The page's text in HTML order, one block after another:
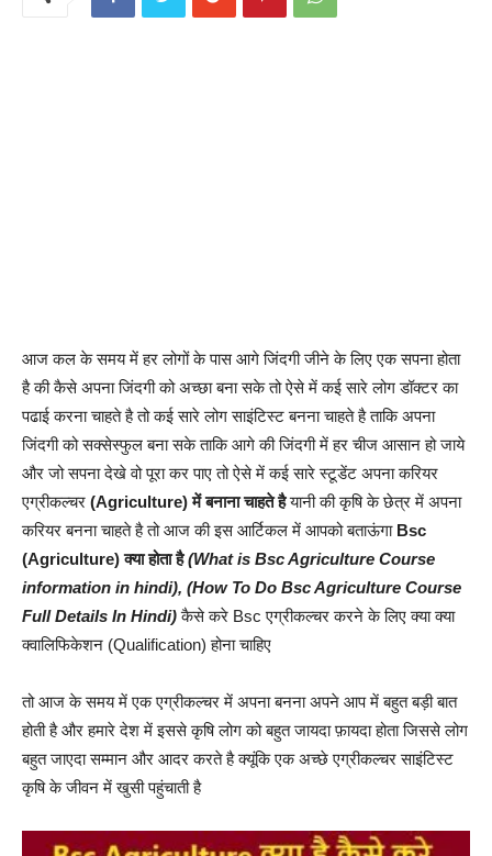
आज कल के समय में हर लोगों के पास आगे जिंदगी जीने के लिए एक सपना होता
है की कैसे अपना जिंदगी को अच्छा बना सके तो ऐसे में कई सारे लोग डॉक्टर का
पढाई करना चाहते है तो कई सारे लोग साइंटिस्ट बनना चाहते है ताकि अपना
जिंदगी को सक्सेस्फुल बना सके ताकि आगे की जिंदगी में हर चीज आसान हो जाये
और जो सपना देखे वो पूरा कर पाए तो ऐसे में कई सारे स्टूडेंट अपना करियर
एग्रीकल्चर (Agriculture) में बनाना चाहते हैयानी की कृषि के छेत्र में अपना
करियर बनना चाहते है तो आज की इस आर्टिकल में आपको बताऊंगा Bsc
(Agriculture) क्या होता है (What is Bsc Agriculture Course
information in hindi), (How To Do Bsc Agriculture Course
Full Details In Hindi)कैसे करे Bsc एग्रीकल्चर करने के लिए क्या क्या
क्वालिफिकेशन (Qualification) होना चाहिए
तो आज के समय में एक एग्रीकल्चर में अपना बनना अपने आप में बहुत बड़ी बात
होती है और हमारे देश में इससे कृषि लोग को बहुत जायदा फ़ायदा होता जिससे लोग
बहुत जाएदा सम्मान और आदर करते है क्यूंकि एक अच्छे एग्रीकल्चर साइंटिस्ट
कृषि के जीवन में खुसी पहुंचाती है